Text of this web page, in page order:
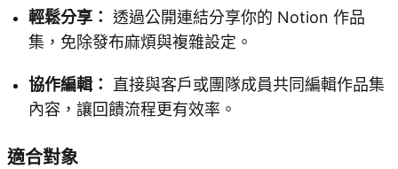
輕鬆分享： 透過公開連結分享你的 Notion 作品
集，免除發布麻煩與複雜設定。
協作編輯：
直接與客戶或團隊成員共同編輯作品集
內容，讓回饋流程更有效率。
適合對象